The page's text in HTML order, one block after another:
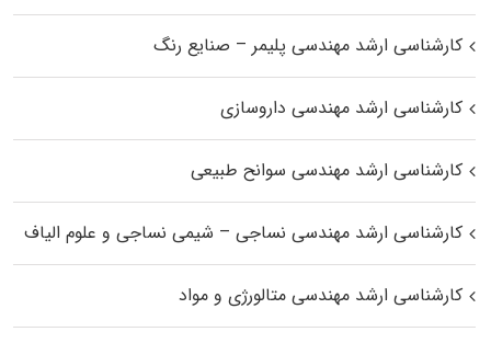
کارشناسی ارشد مهندسی پلیمر – صنایع رنگ
کارشناسی ارشد مهندسی داروسازی
کارشناسی ارشد مهندسی سوانح طبیعی
کارشناسی ارشد مهندسی نساجی – شیمی نساجی و علوم الیاف
کارشناسی ارشد مهندسی متالورژی و مواد